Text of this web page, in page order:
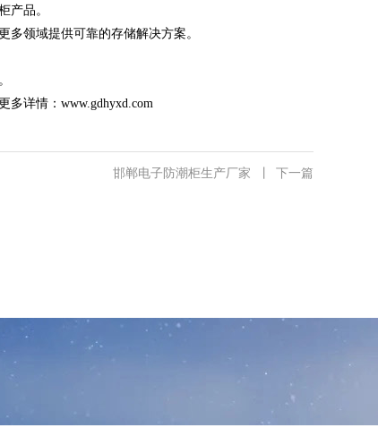
产品。
领域提供可靠的存储解决方案。
多详情： www.gdhyxd.com
下一篇
邯郸电子防潮柜生产厂家